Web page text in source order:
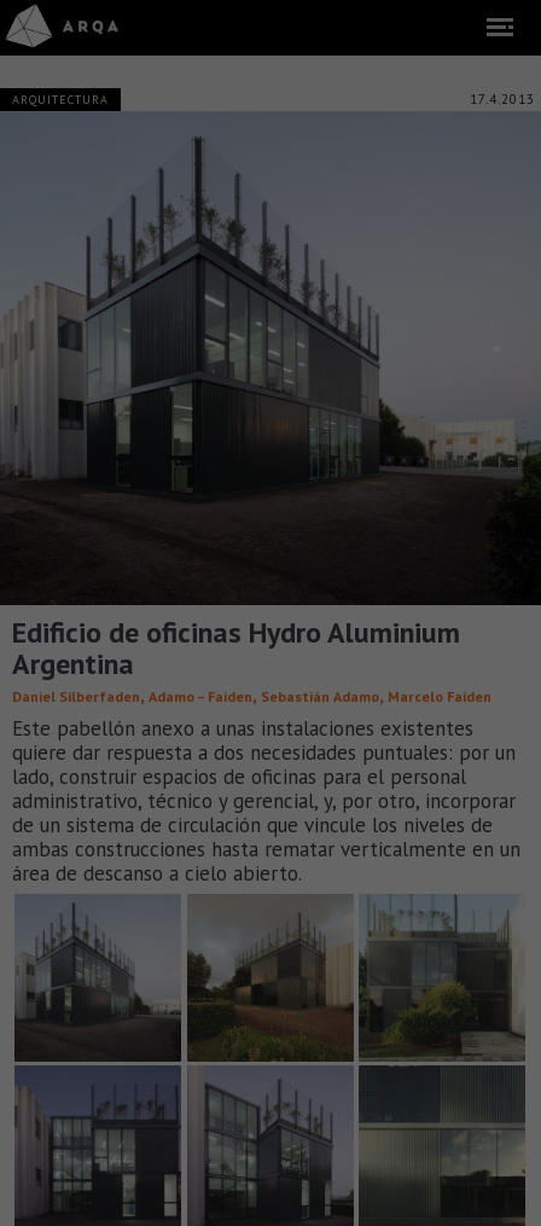
ARQUITECTURA 17.4.2013
Edificio de oficinas Hydro Aluminium
Argentina
Daniel Silberfaden, Adamo – Faiden, Sebastián Adamo, Marcelo Faiden
Este pabellón anexo a unas instalaciones existentes
quiere dar respuesta a dos necesidades puntuales: por un
lado, construir espacios de oficinas para el personal
administrativo, técnico y gerencial, y, por otro, incorporar
de un sistema de circulación que vincule los niveles de
ambas construcciones hasta rematar verticalmente en un
área de descanso a cielo abierto.